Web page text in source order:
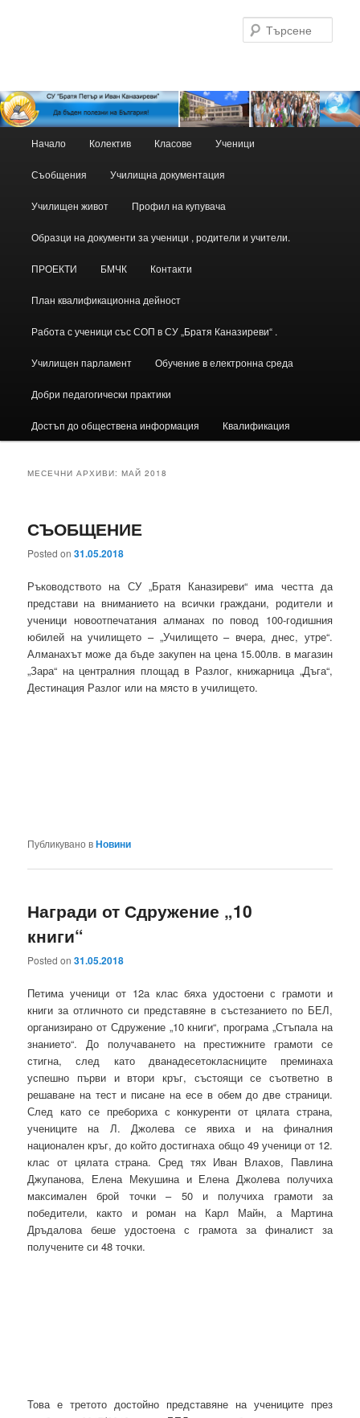
Към
основното
съдържание
Към
вторичното
съдържание
Начало Колектив Класове Ученици
Съобщения Училищна документация
Училищен живот Профил на купувача
Образци на документи за ученици , родители и учители.
ПРОЕКТИ БМЧК Контакти
План квалификационна дейност
Работа с ученици със СОП в СУ „Братя Каназиреви“ .
Училищен парламент Обучение в електронна среда
Добри педагогически практики
Достъп до обществена информация Квалификация
МЕСЕЧНИ АРХИВИ:МАЙ 2018
СЪОБЩЕНИЕ
Posted on31.05.2018
Ръководството на СУ „Братя Каназиреви“ има честта да
представи на вниманието на всички граждани, родители и
ученици новоотпечатания алманах по повод 100-годишния
юбилей на училището – „Училището – вчера, днес, утре“.
Алманахът може да бъде закупен на цена 15.00лв. в магазин
„Зара“ на централния площад в Разлог, книжарница „Дъга“,
Дестинация Разлог или на място в училището.
Публикувано вНовини
Награди от Сдружение „10
книги“
Posted on31.05.2018
Петима ученици от 12а клас бяха удостоени с грамоти и
книги за отличното си представяне в състезанието по БЕЛ,
организирано от Сдружение „10 книги“, програма „Стъпала на
знанието“. До получаването на престижните грамоти се
стигна, след като дванадесетокласниците преминаха
успешно първи и втори кръг, състоящи се съответно в
решаване на тест и писане на есе в обем до две страници.
След като се пребориха с конкуренти от цялата страна,
учениците на Л. Джолева се явиха и на финалния
национален кръг, до който достигнаха общо 49 ученици от 12.
клас от цялата страна. Сред тях Иван Влахов, Павлина
Джупанова, Елена Мекушина и Елена Джолева получиха
максимален брой точки – 50 и получиха грамоти за
победители, както и роман на Карл Майн, а Мартина
Дръдалова беше удостоена с грамота за финалист за
получените си 48 точки.
Това е третото достойно представяне на учениците през